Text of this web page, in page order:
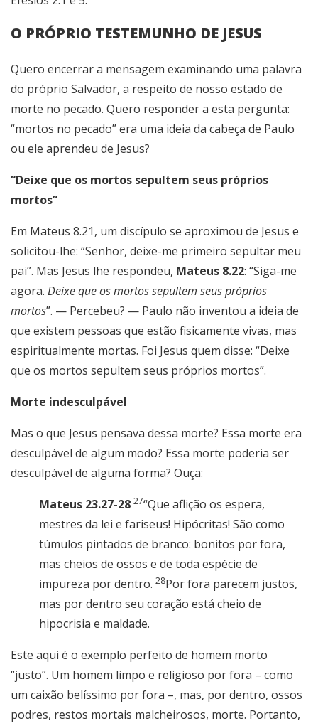
O PRÓPRIO TESTEMUNHO DE JESUS
Quero encerrar a mensagem examinando uma palavra
do próprio Salvador, a respeito de nosso estado de
morte no pecado. Quero responder a esta pergunta:
“mortos no pecado” era uma ideia da cabeça de Paulo
ou ele aprendeu de Jesus?
“Deixe que os mortos sepultem seus próprios
mortos”
Em Mateus 8.21, um discípulo se aproximou de Jesus e
solicitou-lhe: “Senhor, deixe-me primeiro sepultar meu
pai”. Mas Jesus lhe respondeu, Mateus 8.22: “Siga-me
agora. Deixe que os mortos sepultem seus próprios
mortos”. — Percebeu? — Paulo não inventou a ideia de
que existem pessoas que estão fisicamente vivas, mas
espiritualmente mortas. Foi Jesus quem disse: “Deixe
que os mortos sepultem seus próprios mortos”.
Morte indesculpável
Mas o que Jesus pensava dessa morte? Essa morte era
desculpável de algum modo? Essa morte poderia ser
desculpável de alguma forma? Ouça:
Mateus 23.27-28 27“Que aflição os espera,
mestres da lei e fariseus! Hipócritas! São como
túmulos pintados de branco: bonitos por fora,
mas cheios de ossos e de toda espécie de
impureza por dentro. 28Por fora parecem justos,
mas por dentro seu coração está cheio de
hipocrisia e maldade.
Este aqui é o exemplo perfeito de homem morto
“justo”. Um homem limpo e religioso por fora – como
um caixão belíssimo por fora –, mas, por dentro, ossos
podres, restos mortais malcheirosos, morte. Portanto,